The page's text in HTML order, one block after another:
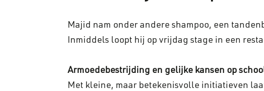
Majid nam onder andere shampoo, een
Inmiddels loopt hij op vrijdag stage in een
Armoedebestrijding en gelijke kansen op
Met kleine, maar betekenisvolle initiatieven